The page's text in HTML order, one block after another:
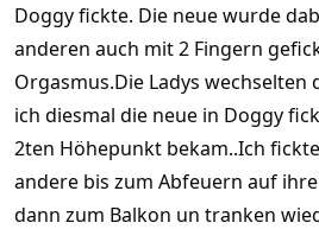
Doggy fickte. Die neue wurde
anderen auch mit 2 Fingern
Orgasmus.Die Ladys wechselten
ich diesmal die neue in Doggy
2ten Höhepunkt bekam..Ich
andere bis zum Abfeuern auf
dann zum Balkon un tranken